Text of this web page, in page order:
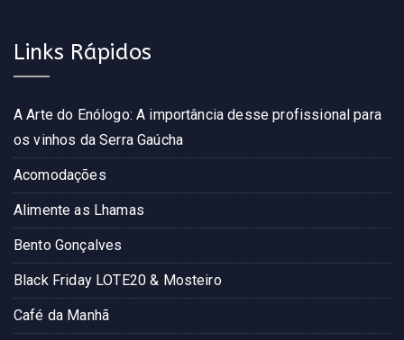
Links Rápidos
A Arte do Enólogo: A importância desse profissional para
os vinhos da Serra Gaúcha
Acomodações
Alimente as Lhamas
Bento Gonçalves
Black Friday LOTE20 & Mosteiro
Café da Manhã